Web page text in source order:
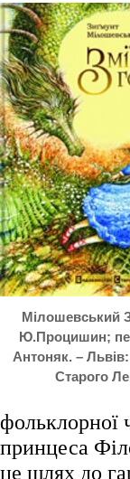
Мілошевський
Ю.Процишин;
Антоняк. –
Старого
фольклорної
принцеса
це шлях до